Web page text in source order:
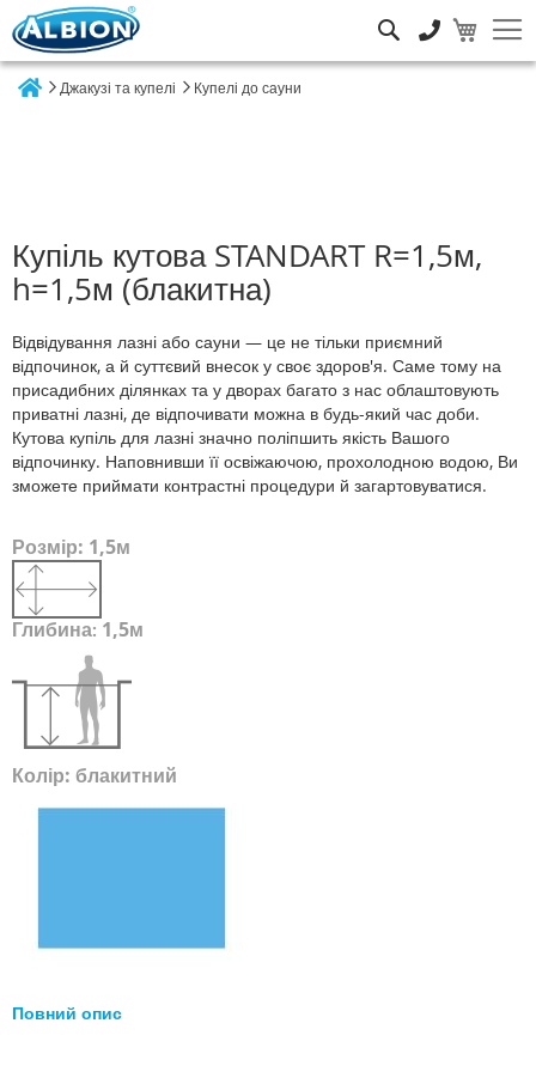
Джакузі та купелі Купелі до сауни
Купіль кутова STANDART R=1,5м,
h=1,5м (блакитна)
Відвідування лазні або сауни — це не тільки приємний
відпочинок, а й суттєвий внесок у своє здоров'я. Саме тому на
присадибних ділянках та у дворах багато з нас облаштовують
приватні лазні, де відпочивати можна в будь-який час доби.
Кутова купіль для лазні значно поліпшить якість Вашого
відпочинку. Наповнивши її освіжаючою, прохолодною водою, Ви
зможете приймати контрастні процедури й загартовуватися.
Розмір: 1,5м
Глибина: 1,5м
Колір: блакитний
Повний опис